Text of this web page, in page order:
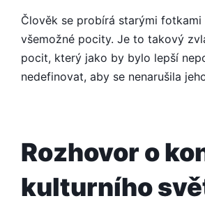
Člověk se probírá starými fotkami
všemožné pocity. Je to takový
pocit, který jako by bylo lepší
nedefinovat, aby se nenarušila
Rozhovor o
kulturního